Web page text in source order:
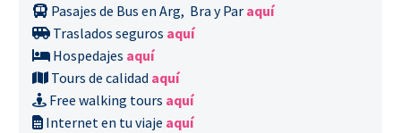
Pasajes de Bus en Arg, Bra y Par aquí
Traslados seguros aquí
Hospedajes aquí
Tours de calidad aquí
Free walking tours aquí
Internet en tu viaje aquí